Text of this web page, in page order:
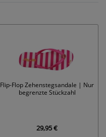
Flip-Flop Zehenstegsandale | Nur
begrenzte Stückzahl
29,95 €